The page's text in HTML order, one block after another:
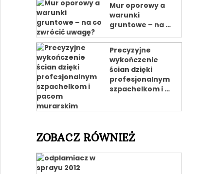
Mur oporowy a
warunki
gruntowe – na …
Precyzyjne
wykończenie
ścian dzięki
profesjonalnym
szpachelkom i …
ZOBACZ RÓWNIEŻ